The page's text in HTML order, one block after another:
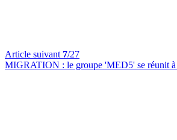
Article suivant 7/27
MIGRATION : le groupe 'MED5' se réunit